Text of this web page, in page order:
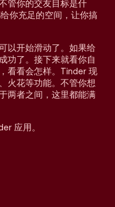
管你的交友目标是什
你充足的空间，让你搞
以开始滑动了。如果给
功了。接下来就看你自
看看会怎样。Tinder 现
火花等功能。不管你想
两者之间，这里都能满
应用。